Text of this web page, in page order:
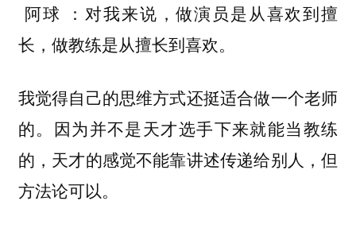
阿球 ：对我来说，做演员是从喜欢到擅
长，做教练是从擅长到喜欢。
我觉得自己的思维方式还挺适合做一个老师
的。因为并不是天才选手下来就能当教练
的，天才的感觉不能靠讲述传递给别人，但
方法论可以。